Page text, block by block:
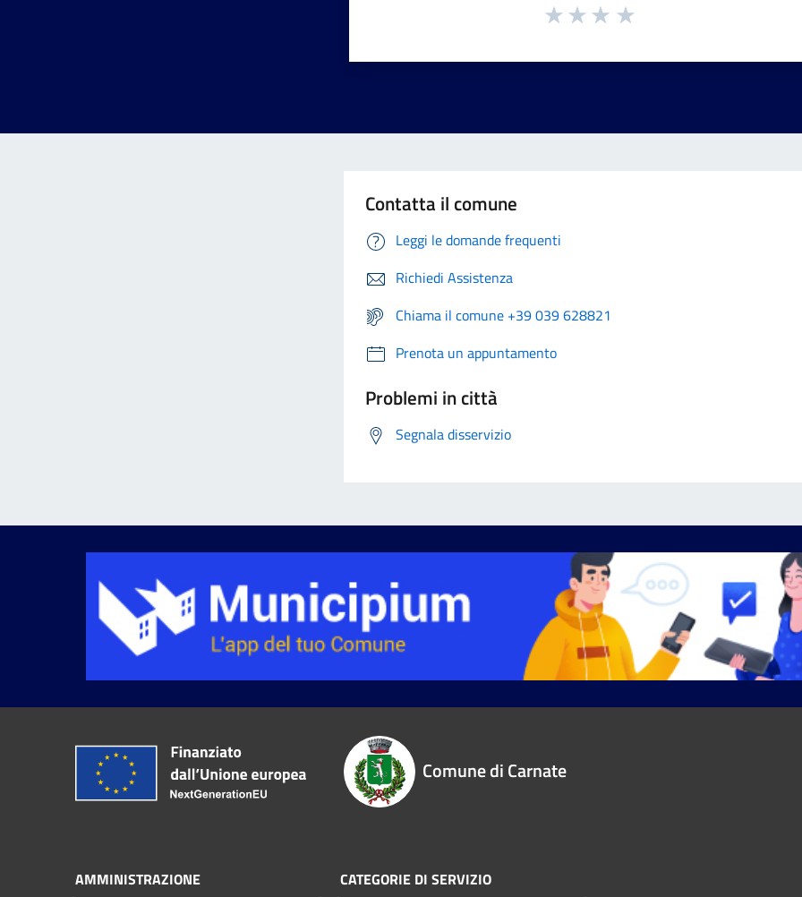
Contatta il comune
Leggi le domande frequenti
Richiedi Assistenza
Chiama il comune +39 039 628821
Prenota un appuntamento
Problemi in città
Segnala disservizio
Comune di Carnate
AMMINISTRAZIONE CATEGORIE DI SERVIZIO